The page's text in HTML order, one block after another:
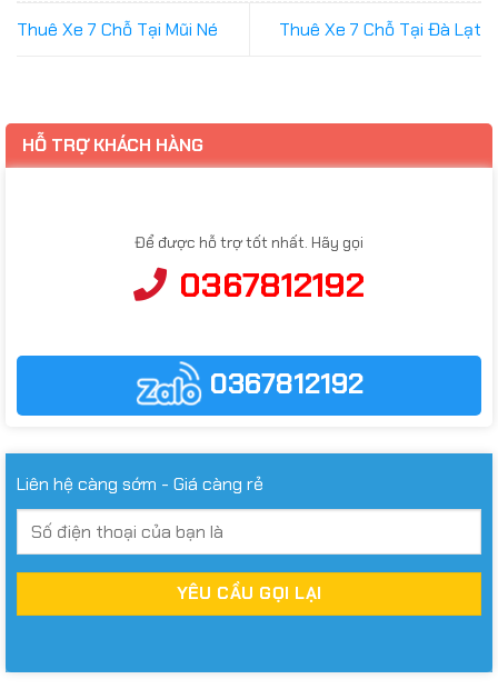
Thuê Xe 7 Chỗ Tại Mũi Né Thuê Xe 7 Chỗ Tại Đà Lạt
HỖ TRỢ KHÁCH HÀNG
Để được hỗ trợ tốt nhất. Hãy gọi
0367812192
0367812192
Liên hệ càng sớm - Giá càng rẻ